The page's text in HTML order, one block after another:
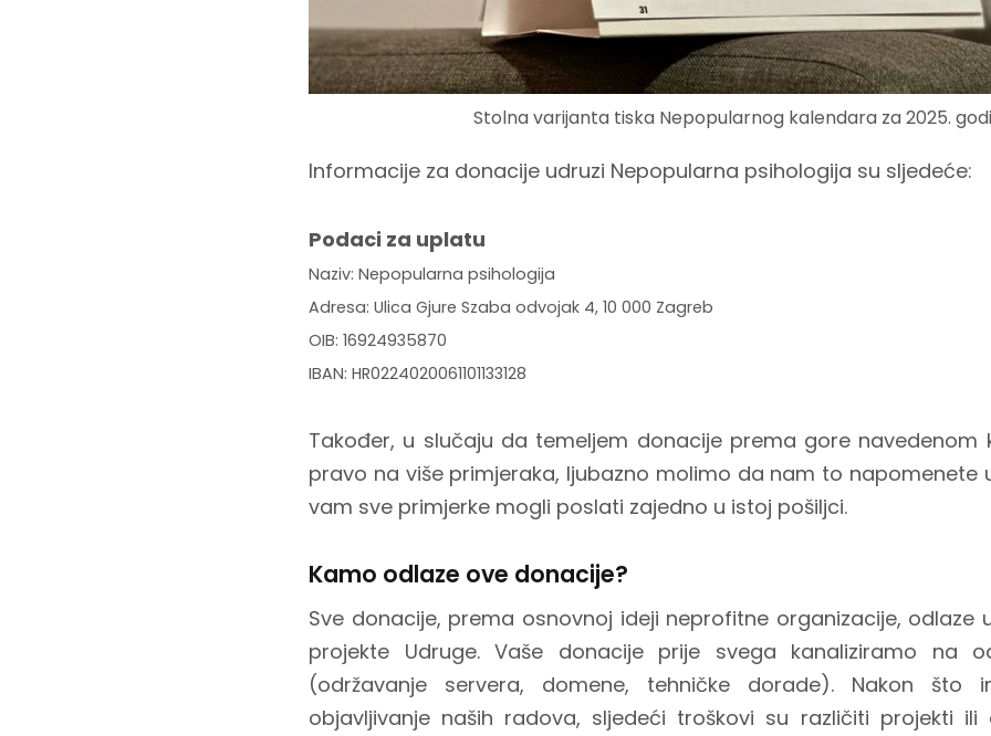
Stolna varijanta tiska Nepopularnog kalendara za 2025.
Informacije za donacije udruzi Nepopularna psihologija su sljedeće:
Podaci za uplatu
Naziv: Nepopularna psihologija
Adresa: Ulica Gjure Szaba odvojak 4, 10 000 Zagreb
OIB: 16924935870
IBAN: HR0224020061101133128
Također, u slučaju da temeljem donacije prema gore navedenom
pravo na više primjeraka, ljubazno molimo da nam to napomenete
vam sve primjerke mogli poslati zajedno u istoj pošiljci.
Kamo odlaze ove donacije?
Sve donacije, prema osnovnoj ideji neprofitne organizacije, odlaze
projekte Udruge. Vaše donacije prije svega kanaliziramo na
(održavanje servera, domene, tehničke dorade). Nakon što
objavljivanje naših radova, sljedeći troškovi su različiti projekti